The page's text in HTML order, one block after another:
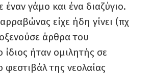
έναν γάμο και ένα διαζύγιο.
είχε ήδη γίνει (πχ
άρθρα του
ίδιος ήταν ομιλητής σε
της νεολαίας